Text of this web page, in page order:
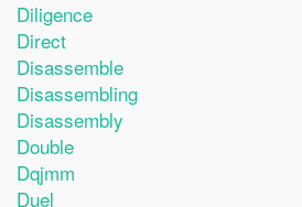
Diligence
Direct
Disassemble
Disassembling
Disassembly
Double
Dqjmm
Duel